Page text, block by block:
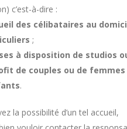
c’est-à-dire :
des célibataires au
;
à disposition de studios
de couples ou de femmes
.
la possibilité d’un tel accueil,